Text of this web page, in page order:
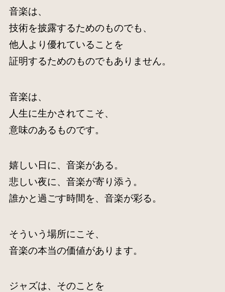
音楽は、
技術を披露するためのものでも、
他人より優れていることを
証明するためのものでもありません。
音楽は、
人生に生かされてこそ、
意味のあるものです。
嬉しい日に、音楽がある。
悲しい夜に、音楽が寄り添う。
誰かと過ごす時間を、音楽が彩る。
そういう場所にこそ、
音楽の本当の価値があります。
ジャズは、そのことを